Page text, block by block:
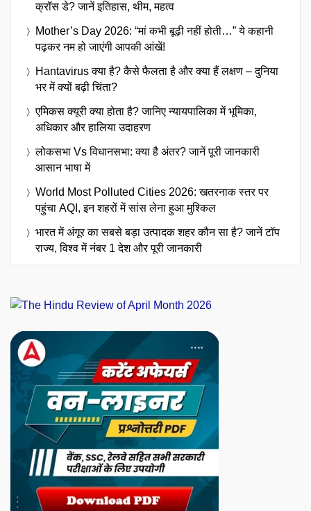
क्रॉस डे? जानें इतिहास, थीम, महत्व
Mother’s Day 2026: “मां कभी बूढ़ी नहीं होती…” ये कहानी
पढ़कर नम हो जाएंगी आपकी आंखें!
Hantavirus क्या है? कैसे फैलता है और क्या हैं लक्षण – दुनिया
भर में क्यों बढ़ी चिंता?
एमिकस क्यूरी क्या होता है? जानिए न्यायपालिका में भूमिका,
अधिकार और हालिया उदाहरण
लोकसभा Vs विधानसभा: क्या है अंतर? जानें पूरी जानकारी
आसान भाषा में
World Most Polluted Cities 2026: खतरनाक स्तर पर
पहुंचा AQI, इन शहरों में सांस लेना हुआ मुश्किल
भारत में अंगूर का सबसे बड़ा उत्पादक शहर कौन सा है? जानें टॉप
राज्य, विश्व में नंबर 1 देश और पूरी जानकारी